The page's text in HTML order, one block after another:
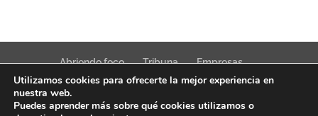
Abriendo foco Tribuna
Empresas
Actualidad
Innovación Tendencias
Utilizamos cookies para ofrecerte la mejor experiencia en
nuestra web.
Puedes aprender más sobre qué cookies utilizamos o